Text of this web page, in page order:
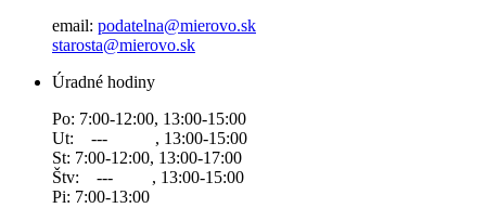
email: podatelna@mierovo.sk
starosta@mierovo.sk
Úradné hodiny
Po: 7:00-12:00, 13:00-15:00
Ut: --- , 13:00-15:00
St: 7:00-12:00, 13:00-17:00
Štv: --- , 13:00-15:00
Pi: 7:00-13:00